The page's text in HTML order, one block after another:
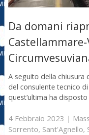
Da domani
A seguito della chiusura
del consulente tecnico
quest’ultima ha
4 Febbraio 2023 |
Sorrento, Sant'Agnello,